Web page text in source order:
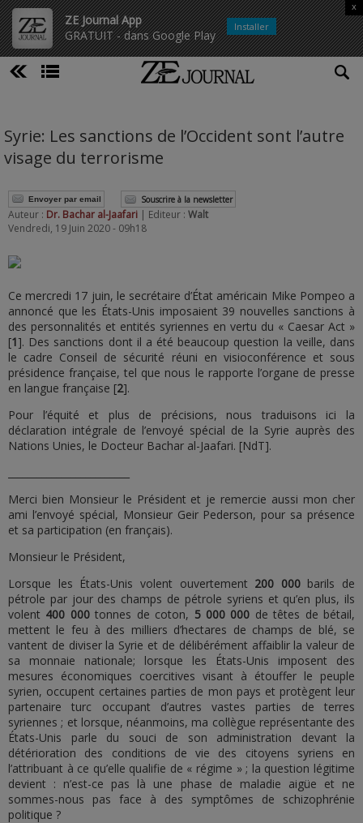
ZE Journal App
GRATUIT - dans Google Play
x
Installer
Syrie: Les sanctions de l’Occident sont l’autre
visage du terrorisme
Envoyer par email Souscrire à la newsletter
Auteur : Dr. Bachar al-Jaafari | Editeur : Walt
Vendredi, 19 Juin 2020 - 09h18
Ce mercredi 17 juin, le secrétaire d’État américain Mike Pompeo a
annoncé que les États-Unis imposaient 39 nouvelles sanctions à
des personnalités et entités syriennes en vertu du « Caesar Act »
[1]. Des sanctions dont il a été beaucoup question la veille, dans
le cadre Conseil de sécurité réuni en visioconférence et sous
présidence française, tel que nous le rapporte l’organe de presse
en langue française [2].
Pour l’équité et plus de précisions, nous traduisons ici la
déclaration intégrale de l’envoyé spécial de la Syrie auprès des
Nations Unies, le Docteur Bachar al-Jaafari. [NdT].
Merci bien Monsieur le Président et je remercie aussi mon cher
ami l’envoyé spécial, Monsieur Geir Pederson, pour sa présence
et sa participation (en français).
Monsieur le Président,
Lorsque les États-Unis volent ouvertement 200 000barils de
pétrole par jour des champs de pétrole syriens et qu’en plus, ils
volent 400 000tonnes de coton, 5 000 000 de têtes de bétail,
mettent le feu à des milliers d’hectares de champs de blé, se
vantent de diviser la Syrie et de délibérément affaiblir la valeur de
sa monnaie nationale; lorsque les États-Unis imposent des
mesures économiques coercitives visant à étouffer le peuple
syrien, occupent certaines parties de mon pays et protègent leur
partenaire turc occupant d’autres vastes parties de terres
syriennes ; et lorsque, néanmoins, ma collègue représentante des
États-Unis parle du souci de son administration devant la
détérioration des conditions de vie des citoyens syriens en
l’attribuant à ce qu’elle qualifie de « régime » ; la question légitime
devient : n’est-ce pas là une phase de maladie aigüe et ne
sommes-nous pas face à des symptômes de schizophrénie
politique ?